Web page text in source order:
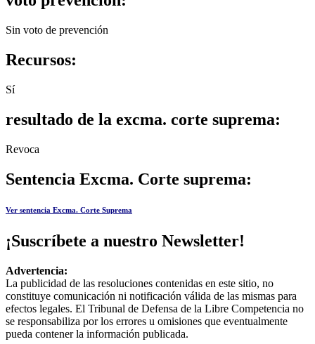
Sin voto de prevención
Recursos:
Sí
resultado de la excma. corte suprema:
Revoca
Sentencia Excma. Corte suprema:
Ver sentencia Excma. Corte Suprema
¡Suscríbete a nuestro Newsletter!
Advertencia:
La publicidad de las resoluciones contenidas en este sitio, no
constituye comunicación ni notificación válida de las mismas para
efectos legales. El Tribunal de Defensa de la Libre Competencia no
se responsabiliza por los errores u omisiones que eventualmente
pueda contener la información publicada.